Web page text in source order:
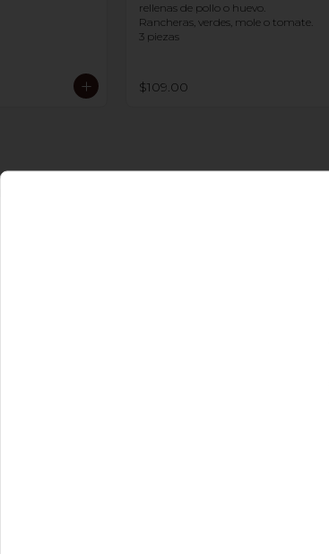
rellenas de pollo o huevo.
Rancheras, verdes, mole o tomate.
3 piezas
$109.00